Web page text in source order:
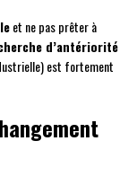
et ne pas prêter à
d’antériorité
est fortement